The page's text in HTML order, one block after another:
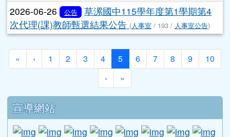
2026-06-26 公告
草漯國中115學年度第1學期第4
次代理(課)教師甄選結果公告 (人事室 / 193 / 人事室公告)
« 第一頁
‹ 上一頁
1 2 3 4 5(目前頁次)
6 7 8 9
10
› 下一頁
»
下中區域內容
宣導網站
link to http://www.guide.edu.tw/
link to http://www.csptc.gov.tw/ \
link to http://enc.moe.edu.tw/ \
link to https://link to https://link to https://
link to